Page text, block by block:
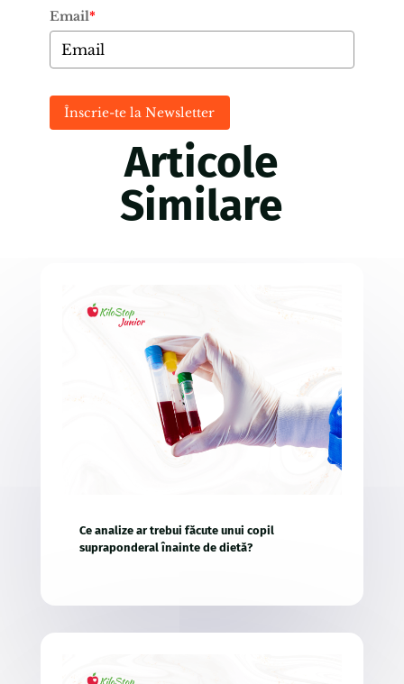
Email*
Înscrie-te la Newsletter
Articole
Similare
Ce analize ar trebui făcute unui copil
supraponderal înainte de dietă?